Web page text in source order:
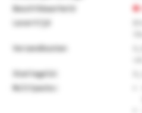
Beschikbaarheid
Levertijd
Verzendkosten
Statiegeld:
Multipacks: